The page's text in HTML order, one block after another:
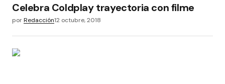
Celebra Coldplay trayectoria con filme
porRedacción12 octubre, 2018